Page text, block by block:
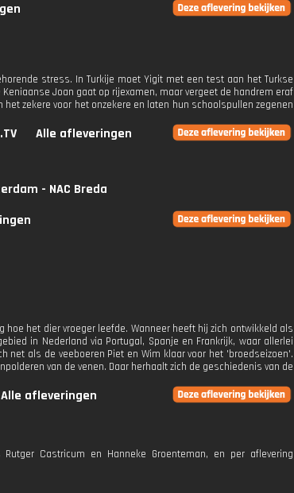
stress. In Turkije moet Yigit met een test aan het Turkse
Joan gaat op rijexamen, maar vergeet de handrem eraf
zekere voor het onzekere en laten hun schoolspullen zegenen
Alle afleveringen
- NAC Breda
het dier vroeger leefde. Wanneer heeft hij zich ontwikkeld als
in Nederland via Portugal, Spanje en Frankrijk, waar allerlei
net als de veeboeren Piet en Wim klaar voor het 'broedseizoen'.
van de venen. Daar herhaalt zich de geschiedenis van de
Alle afleveringen
Castricum en Hanneke Groenteman, en per aflevering